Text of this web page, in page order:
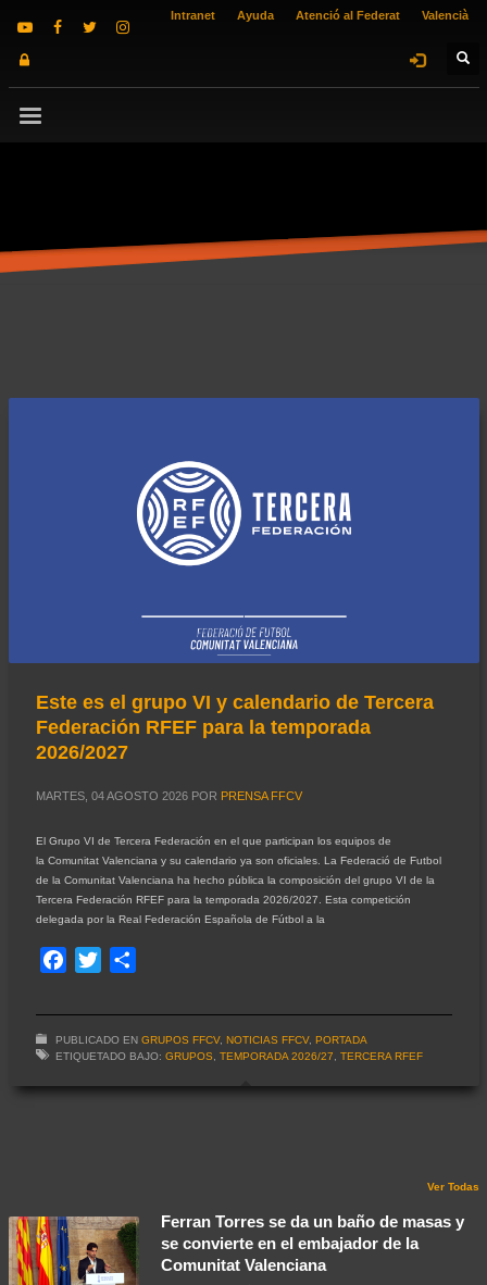
Intranet Ayuda Atenció al Federat Valencià
Este es el grupo VI y calendario de Tercera
Federación RFEF para la temporada
2026/2027
MARTES, 04 AGOSTO 2026 POR PRENSA FFCV
El Grupo VI de Tercera Federación en el que participan los equipos de
la Comunitat Valenciana y su calendario ya son oficiales. La Federació de Futbol
de la Comunitat Valenciana ha hecho pública la composición del grupo VI de la
Tercera Federación RFEF para la temporada 2026/2027. Esta competición
delegada por la Real Federación Española de Fútbol a la
Facebook
Twitter
PUBLICADO EN GRUPOS FFCV, NOTICIAS FFCV, PORTADA
ETIQUETADO BAJO: GRUPOS TEMPORADA 2026/27 TERCERA RFEF
Ver Todas
Ferran Torres se da un baño de masas y
se convierte en el embajador de la
Comunitat Valenciana